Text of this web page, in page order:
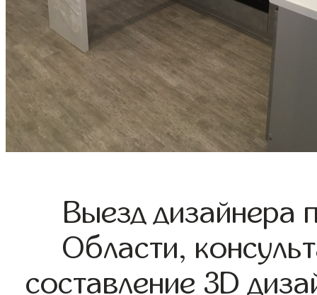
Выезд дизайнера
Области,
составление 3D